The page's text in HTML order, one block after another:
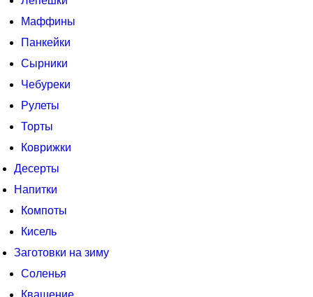
Маффины
Панкейки
Сырники
Чебуреки
Рулеты
Торты
Коврижки
Десерты
Напитки
Компоты
Кисель
Заготовки на зиму
Соленья
Квашение